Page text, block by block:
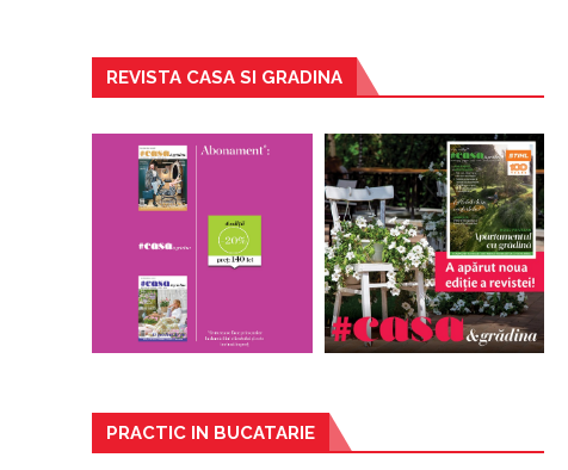
REVISTA CASA SI GRADINA
PRACTIC IN BUCATARIE